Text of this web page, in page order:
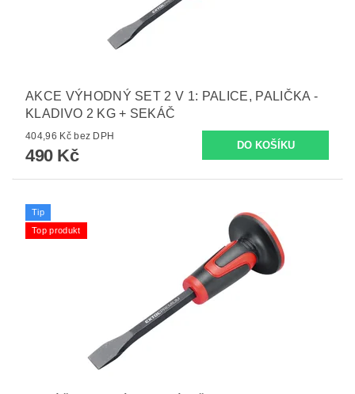
AKCE VÝHODNÝ SET 2 V 1: PALICE, PALIČKA -
KLADIVO 2 KG + SEKÁČ
404,96 Kč bez DPH
490 Kč
Tip
Top produkt